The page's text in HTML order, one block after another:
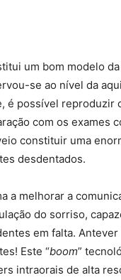
um bom modelo
se ao nível da
é possível reproduzir
com os exames
constituir uma
desdentados.
a melhorar a
do sorriso,
em falta.
Este “boom”
intraorais de alta